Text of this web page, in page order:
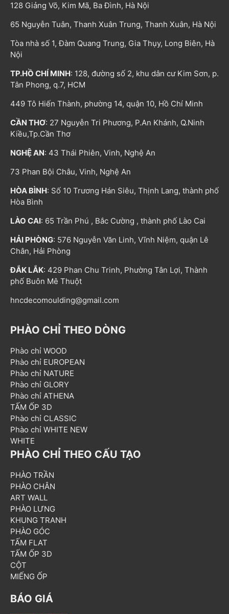
128 Giảng Võ, Kim Mã, Ba Đình, Hà Nội
65 Nguyễn Tuân, Thanh Xuân Trung, Thanh Xuân, Hà Nội
Tòa nhà số 1, Đàm Quang Trung, Gia Thụy, Long Biên, Hà
Nội
TP.HỒ CHÍ MINH: 128, đường số 2, khu dân cư Kim Sơn, p.
Tân Phong, q.7, HCM
449 Tô Hiến Thành, phường 14, quận 10, Hồ Chí Minh
CẦN THƠ: 27 Nguyễn Tri Phương, P.An Khánh, Q.Ninh
Kiều,Tp.Cần Thơ
NGHỆ AN: 43 Thái Phiên, Vinh, Nghệ An
73 Phan Bội Châu, Vinh, Nghệ An
HÒA BÌNH: Số 10 Trương Hán Siêu, Thịnh Lang, thành phố
Hòa Bình
LÀO CAI: 65 Trần Phú , Bắc Cường , thành phố Lào Cai
HẢI PHÒNG: 576 Nguyễn Văn Linh, Vĩnh Niệm, quận Lê
Chân, Hải Phòng
ĐẮK LẮK: 429 Phan Chu Trinh, Phường Tân Lợi, Thành
phố Buôn Mê Thuột
hncdecomoulding@gmail.com
PHÀO CHỈ THEO DÒNG
Phào chỉ WOOD
Phào chỉ EUROPEAN
Phào chỉ NATURE
Phào chỉ GLORY
Phào chỉ ATHENA
TẤM ỐP 3D
Phào chỉ CLASSIC
Phào chỉ WHITE NEW
WHITE
PHÀO CHỈ THEO CẤU TẠO
PHÀO TRẦN
PHÀO CHÂN
ART WALL
PHÀO LƯNG
KHUNG TRANH
PHÀO GÓC
TẤM FLAT
TẤM ỐP 3D
CỘT
MIẾNG ỐP
BÁO GIÁ